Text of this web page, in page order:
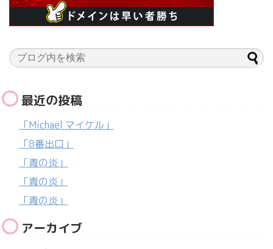
最近の投稿
「Michael マイケル」
「8番出口」
「青の炎」
「青の炎」
「青の炎」
アーカイブ